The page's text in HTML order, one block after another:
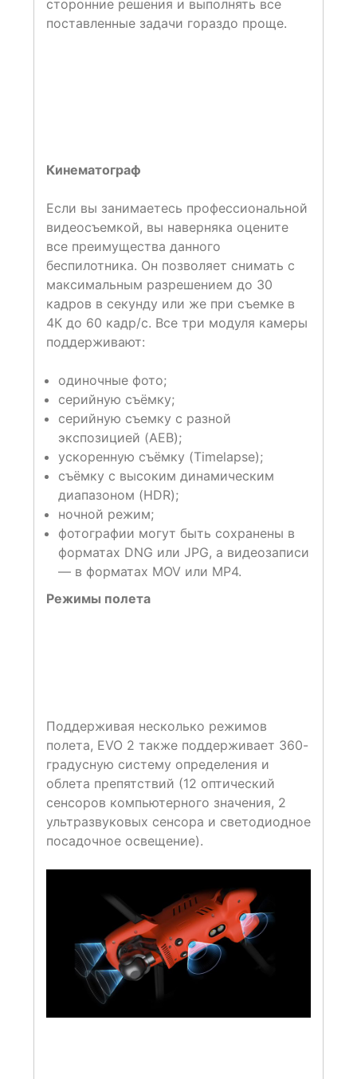
сторонние решения и выполнять все
поставленные задачи гораздо проще.
Кинематограф
Если вы занимаетесь профессиональной
видеосъемкой, вы наверняка оцените
все преимущества данного
беспилотника. Он позволяет снимать с
максимальным разрешением до 30
кадров в секунду или же при съемке в
4К до 60 кадр/c. Все три модуля камеры
поддерживают:
одиночные фото;
серийную съёмку;
серийную съемку с разной
экспозицией (AEB);
ускоренную съёмку (Timelapse);
съёмку с высоким динамическим
диапазоном (HDR);
ночной режим;
фотографии могут быть сохранены в
форматах DNG или JPG, а видеозаписи
— в форматах MOV или MP4.
Режимы полета
Поддерживая несколько режимов
полета, EVO 2 также поддерживает 360-
градусную систему определения и
облета препятствий (12 оптический
сенсоров компьютерного значения, 2
ультразвуковых сенсора и светодиодное
посадочное освещение).